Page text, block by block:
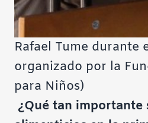
Rafael Tume durante
organizado por la
para Niños)
¿Qué tan importante